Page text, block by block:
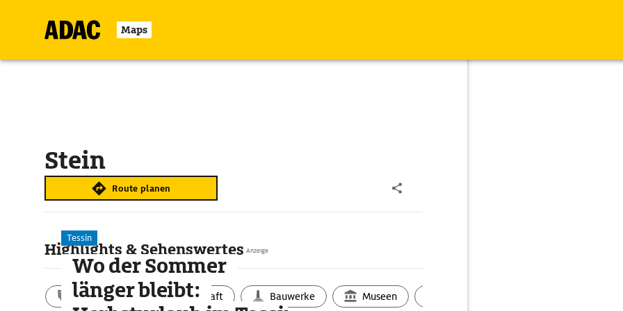
Maps
Stein
Route planen
Highlights & Sehenswertes
Aktivitäten Landschaft Bauwerke Museen
Anzeige
Tessin
Wo der Sommer
länger bleibt: